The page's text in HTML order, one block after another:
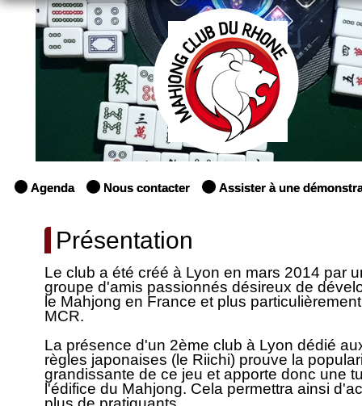
Agenda Nous contacter Assister à une
Présentation
Le club a été créé à Lyon en mars 2014 par
groupe d'amis passionnés désireux de
le Mahjong en France et plus
MCR.
La présence d'un 2ème club à Lyon dédié
règles japonaises (le Riichi) prouve la
grandissante de ce jeu et apporte donc une
l'édifice du Mahjong. Cela permettra ainsi